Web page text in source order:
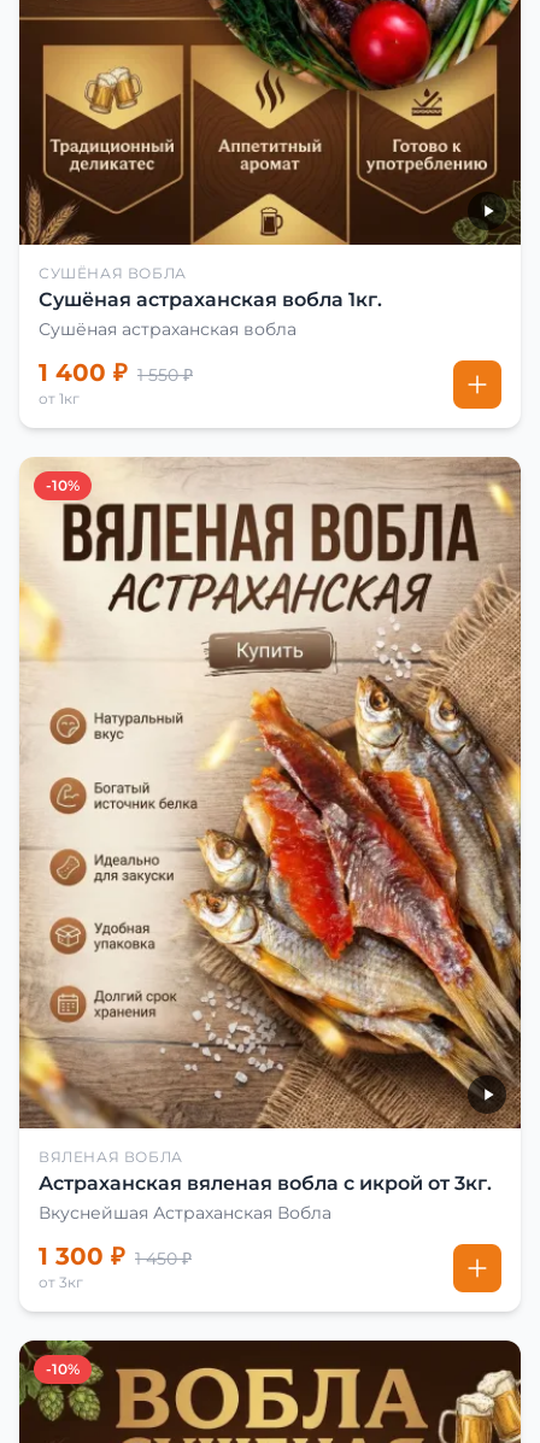
СУШЁНАЯ ВОБЛА
Сушёная астраханская вобла 1кг.
Сушёная астраханская вобла
1 400 ₽ 1 550 ₽
от 1кг
-10%
ВЯЛЕНАЯ ВОБЛА
Астраханская вяленая вобла с икрой от 3кг.
Вкуснейшая Астраханская Вобла
1 300 ₽ 1 450 ₽
от 3кг
-10%